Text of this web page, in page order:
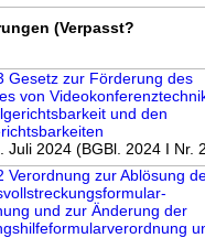
(Verpasst?
Gesetz zur Förderung des
von
und den
Juli 2024 (BGBl. 2024 I Nr.
Verordnung zur Ablösung
und zur Änderung der